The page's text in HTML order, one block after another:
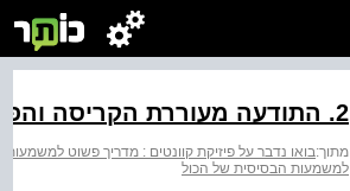
2. התודעה מעוררת הקריסה והפיזיקה של הנשמה
מתוך:בואו נדבר על פיזיקת קוונטים : מדריך פשוט
למשמעות הבסיסית של הכול